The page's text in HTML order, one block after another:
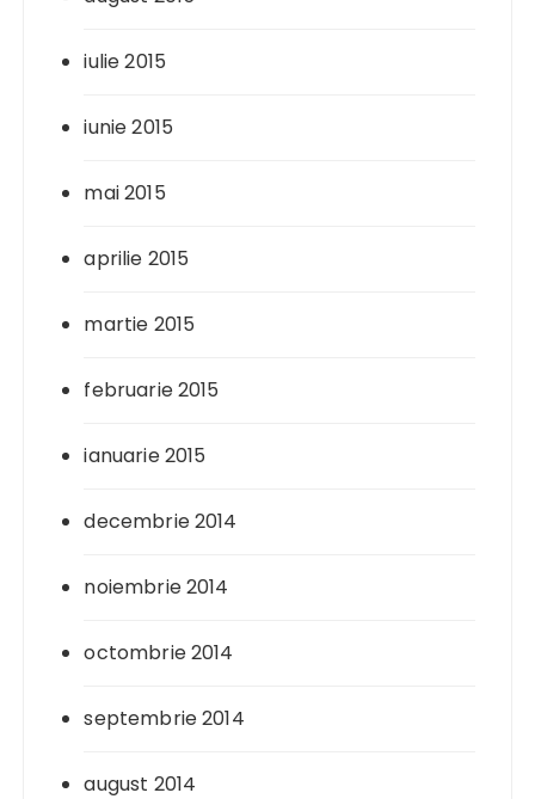
iulie 2015
iunie 2015
mai 2015
aprilie 2015
martie 2015
februarie 2015
ianuarie 2015
decembrie 2014
noiembrie 2014
octombrie 2014
septembrie 2014
august 2014